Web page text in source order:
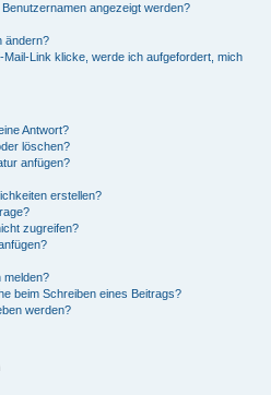
angezeigt werden?
ändern?
Link klicke, werde ich aufgefordert, mich
Antwort?
löschen?
anfügen?
erstellen?
zugreifen?
melden?
beim Schreiben eines Beitrags?
werden?